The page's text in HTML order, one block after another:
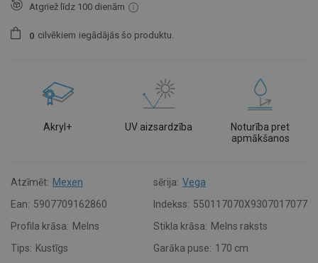
Atgriež līdz 100 dienām
0 cilvēkiem iegādājās šo produktu.
Akryl+ UV aizsardzība
Noturība pret
apmākšanos
Atzīmēt: Mexen sērija: Vega
Ean: 5907709162860 Indekss: 550117070X9307017077
Profila krāsa: Melns Stikla krāsa: Melns raksts
Tips: Kustīgs Garāka puse: 170 cm